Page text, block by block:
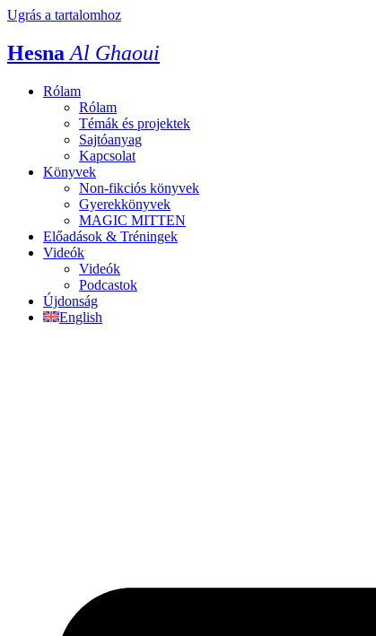
Ugrás a tartalomhoz
Hesna Al Ghaoui
Rólam
Rólam
Témák és projektek
Sajtóanyag
Kapcsolat
Könyvek
Non-fikciós könyvek
Gyerekkönyvek
MAGIC MITTEN
Előadások & Tréningek
Videók
Videók
Podcastok
Újdonság
English